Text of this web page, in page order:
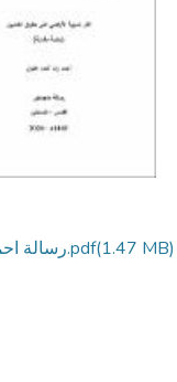
رسالة احمد عليان معدلة 2.pdf(1.47 MB)